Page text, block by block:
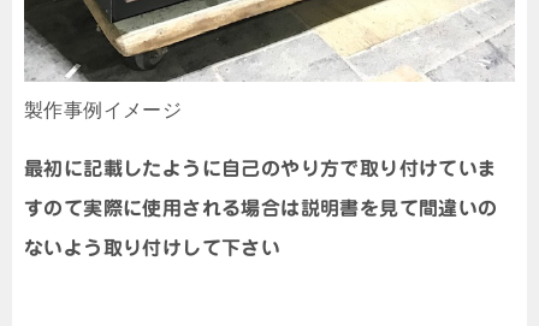
製作事例イメージ
最初に記載したように自己のやり方で取り付けていま
すのて実際に使用される場合は説明書を見て間違いの
ないよう取り付けして下さい